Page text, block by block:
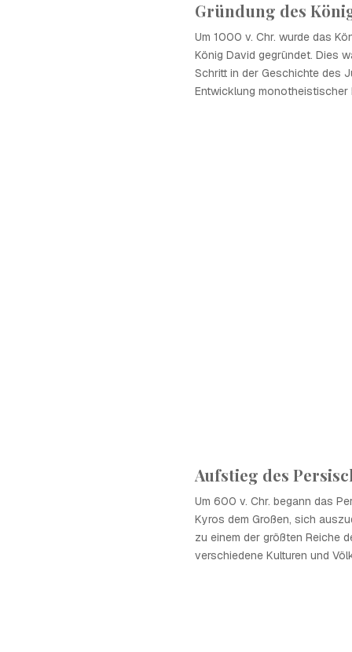
Gründung des
Um 1000 v. Chr. wurde das
König David gegründet. Dies
Schritt in der Geschichte des
Entwicklung monotheistischer
Aufstieg des
Um 600 v. Chr. begann das
Kyros dem Großen, sich
zu einem der größten Reiche
verschiedene Kulturen und